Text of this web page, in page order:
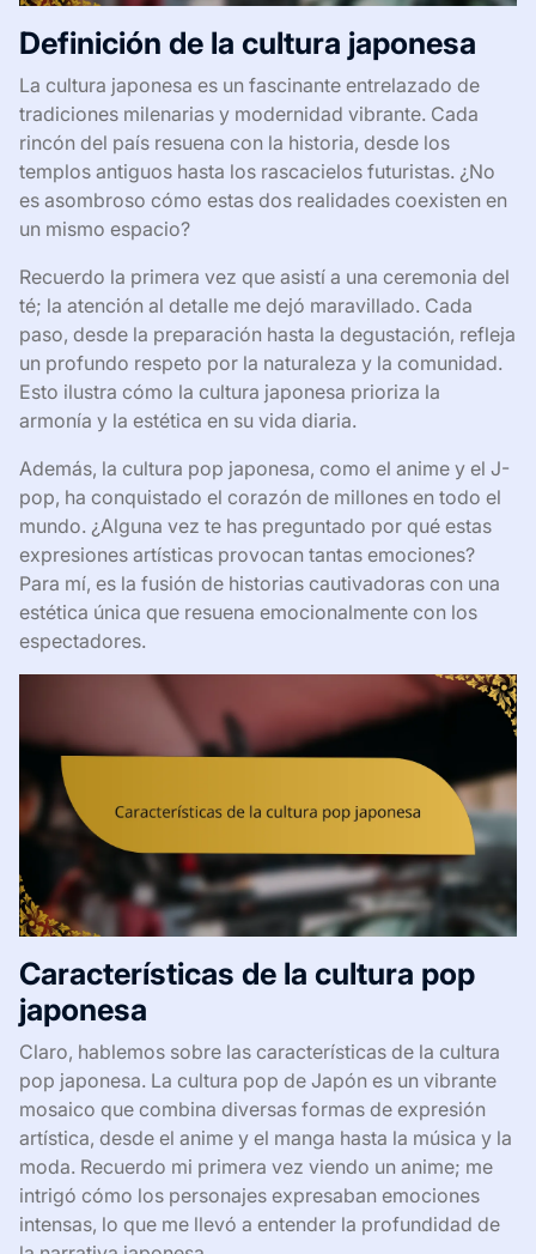
Definición de la cultura japonesa
La cultura japonesa es un fascinante entrelazado de
tradiciones milenarias y modernidad vibrante. Cada
rincón del país resuena con la historia, desde los
templos antiguos hasta los rascacielos futuristas. ¿No
es asombroso cómo estas dos realidades coexisten en
un mismo espacio?
Recuerdo la primera vez que asistí a una ceremonia del
té; la atención al detalle me dejó maravillado. Cada
paso, desde la preparación hasta la degustación, refleja
un profundo respeto por la naturaleza y la comunidad.
Esto ilustra cómo la cultura japonesa prioriza la
armonía y la estética en su vida diaria.
Además, la cultura pop japonesa, como el anime y el J-
pop, ha conquistado el corazón de millones en todo el
mundo. ¿Alguna vez te has preguntado por qué estas
expresiones artísticas provocan tantas emociones?
Para mí, es la fusión de historias cautivadoras con una
estética única que resuena emocionalmente con los
espectadores.
Características de la cultura pop
japonesa
Claro, hablemos sobre las características de la cultura
pop japonesa. La cultura pop de Japón es un vibrante
mosaico que combina diversas formas de expresión
artística, desde el anime y el manga hasta la música y la
moda. Recuerdo mi primera vez viendo un anime; me
intrigó cómo los personajes expresaban emociones
intensas, lo que me llevó a entender la profundidad de